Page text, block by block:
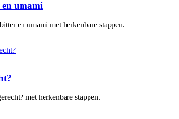
en umami
en umami met herkenbare stappen.
met herkenbare stappen.